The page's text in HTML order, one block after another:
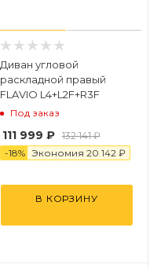
Диван угловой
раскладной правый
FLAVIO L4+L2F+R3F
Под заказ
111 999 ₽ 132 141 ₽
-18% Экономия 20 142 ₽
В КОРЗИНУ